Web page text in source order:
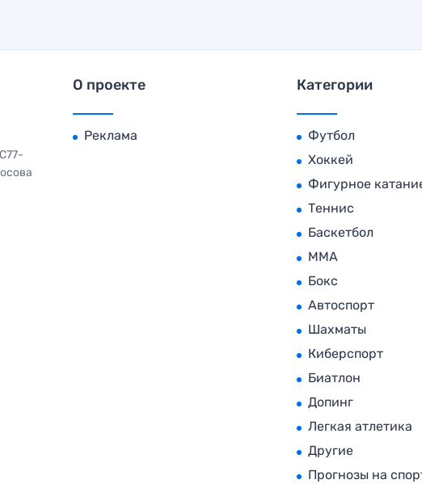
О проекте
Реклама
Категории
Футбол
Хоккей
Фигурное
Теннис
Баскетбол
MMA
Бокс
Автоспорт
Шахматы
Киберспорт
Биатлон
Допинг
Легкая атлетика
Другие
Прогнозы на